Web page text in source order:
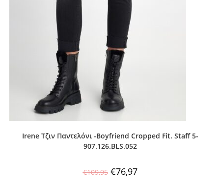
Irene Τζιν Παντελόνι -Boyfriend Cropped Fit. Staff 5-
907.126.BLS.052
€109,95 €76,97